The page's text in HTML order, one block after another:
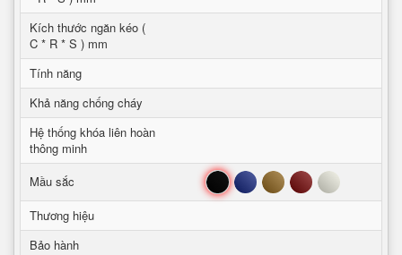
Kích thước ngăn kéo (
C * R * S ) mm
Tính năng
Khả năng chống cháy
Hệ thống khóa liên hoàn
thông minh
Mầu sắc
Đen Xanh Nâu Đỏ Trắng
Thương hiệu
Bảo hành